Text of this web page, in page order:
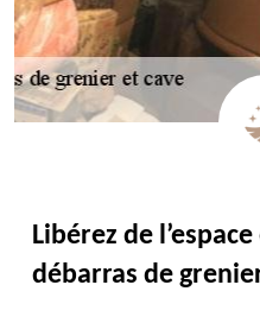
Libérez de
débarras de